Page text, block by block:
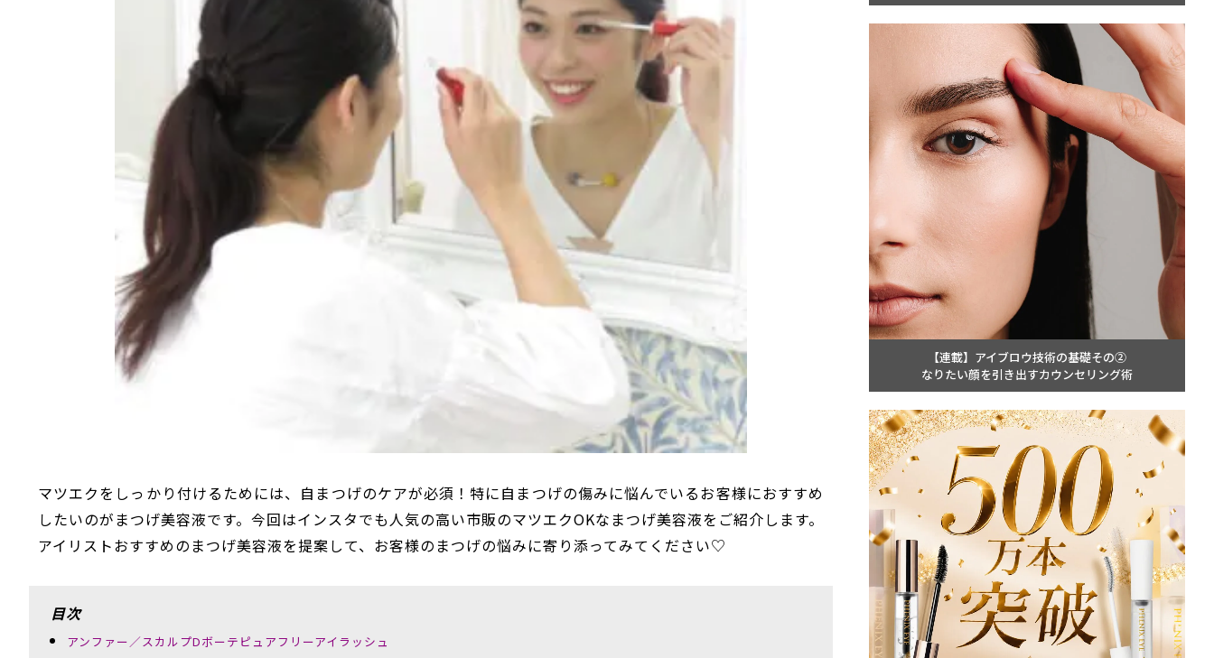
マツエクをしっかり付けるためには、自まつげのケアが必須！特に自まつげの傷みに悩んでいるお客様におすすめ
したいのがまつげ美容液です。今回はインスタでも人気の高い市販のマツエクOKなまつげ美容液をご紹介します。
アイリストおすすめのまつげ美容液を提案して、お客様のまつげの悩みに寄り添ってみてください♡
目次
アンファー／スカルプDボーテピュアフリーアイラッシュ
【連載】アイブロウ技術の基礎その②
なりたい顔を引き出すカウンセリング術